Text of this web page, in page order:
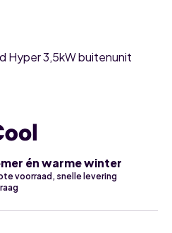
Hyper 3,5kW buitenunit
én warme winter
voorraad, snelle levering